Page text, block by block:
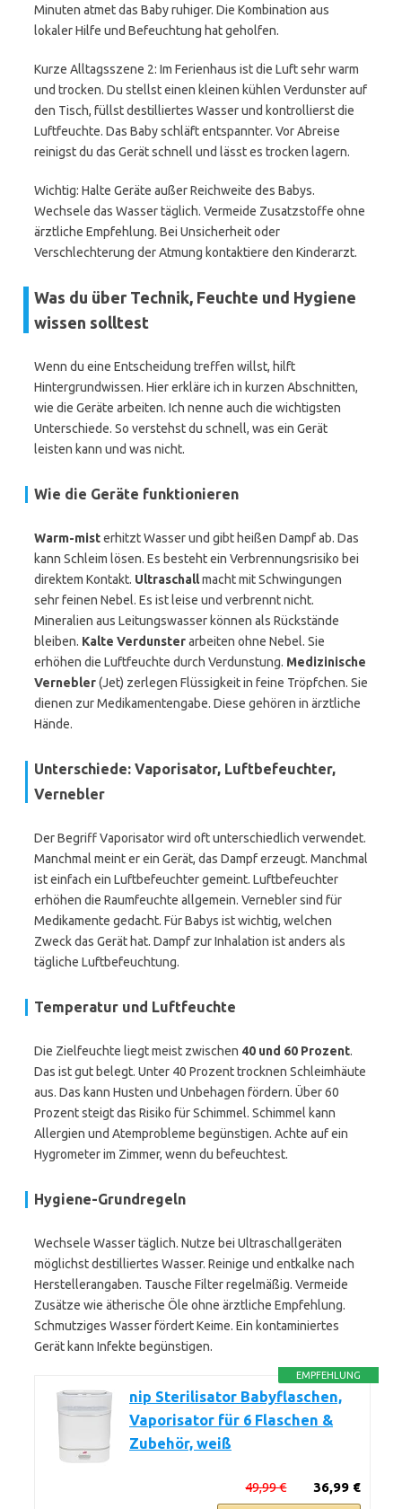
Minuten atmet das Baby ruhiger. Die Kombination aus
lokaler Hilfe und Befeuchtung hat geholfen.
Kurze Alltagsszene 2: Im Ferienhaus ist die Luft sehr warm
und trocken. Du stellst einen kleinen kühlen Verdunster auf
den Tisch, füllst destilliertes Wasser und kontrollierst die
Luftfeuchte. Das Baby schläft entspannter. Vor Abreise
reinigst du das Gerät schnell und lässt es trocken lagern.
Wichtig: Halte Geräte außer Reichweite des Babys.
Wechsele das Wasser täglich. Vermeide Zusatzstoffe ohne
ärztliche Empfehlung. Bei Unsicherheit oder
Verschlechterung der Atmung kontaktiere den Kinderarzt.
Was du über Technik, Feuchte und Hygiene
wissen solltest
Wenn du eine Entscheidung treffen willst, hilft
Hintergrundwissen. Hier erkläre ich in kurzen Abschnitten,
wie die Geräte arbeiten. Ich nenne auch die wichtigsten
Unterschiede. So verstehst du schnell, was ein Gerät
leisten kann und was nicht.
Wie die Geräte funktionieren
Warm-misterhitzt Wasser und gibt heißen Dampf ab. Das
kann Schleim lösen. Es besteht ein Verbrennungsrisiko bei
direktem Kontakt. Ultraschallmacht mit Schwingungen
sehr feinen Nebel. Es ist leise und verbrennt nicht.
Mineralien aus Leitungswasser können als Rückstände
bleiben. Kalte Verdunsterarbeiten ohne Nebel. Sie
erhöhen die Luftfeuchte durch Verdunstung. Medizinische
Vernebler(Jet) zerlegen Flüssigkeit in feine Tröpfchen. Sie
dienen zur Medikamentengabe. Diese gehören in ärztliche
Hände.
Unterschiede: Vaporisator, Luftbefeuchter,
Vernebler
Der Begriff Vaporisator wird oft unterschiedlich verwendet.
Manchmal meint er ein Gerät, das Dampf erzeugt. Manchmal
ist einfach ein Luftbefeuchter gemeint. Luftbefeuchter
erhöhen die Raumfeuchte allgemein. Vernebler sind für
Medikamente gedacht. Für Babys ist wichtig, welchen
Zweck das Gerät hat. Dampf zur Inhalation ist anders als
tägliche Luftbefeuchtung.
Temperatur und Luftfeuchte
Die Zielfeuchte liegt meist zwischen 40 und 60 Prozent.
Das ist gut belegt. Unter 40 Prozent trocknen Schleimhäute
aus. Das kann Husten und Unbehagen fördern. Über 60
Prozent steigt das Risiko für Schimmel. Schimmel kann
Allergien und Atemprobleme begünstigen. Achte auf ein
Hygrometer im Zimmer, wenn du befeuchtest.
Hygiene-Grundregeln
Wechsele Wasser täglich. Nutze bei Ultraschallgeräten
möglichst destilliertes Wasser. Reinige und entkalke nach
Herstellerangaben. Tausche Filter regelmäßig. Vermeide
Zusätze wie ätherische Öle ohne ärztliche Empfehlung.
Schmutziges Wasser fördert Keime. Ein kontaminiertes
Gerät kann Infekte begünstigen.
EMPFEHLUNG
nip Sterilisator Babyflaschen,
Vaporisator für 6 Flaschen &
Zubehör, weiß
36,99 €
49,99 €